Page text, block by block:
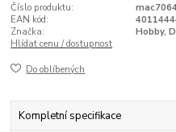
Číslo produktu:
EAN kód:
Značka:
Hobby,
Hlídat cenu / dostupnost
Do oblíbených
Kompletní specifikace